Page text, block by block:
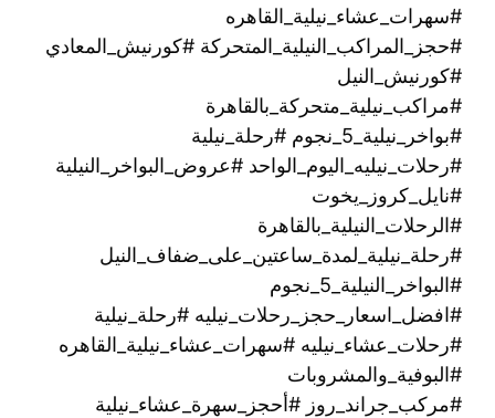
#سهرات_عشاء_نيلية_القاهره
#حجز_المراكب_النيلية_المتحركة #كورنيش_المعادي
#كورنيش_النيل
#مراكب_نيلية_متحركة_بالقاهرة
#بواخر_نيلية_5_نجوم #رحلة_نيلية
#رحلات_نيليه_اليوم_الواحد #عروض_البواخر_النيلية
#نايل_كروز_يخوت
#الرحلات_النيلية_بالقاهرة
#رحلة_نيلية_لمدة_ساعتين_على_ضفاف_النيل
#البواخر_النيلية_5_نجوم
#افضل_اسعار_حجز_رحلات_نيليه #رحلة_نيلية
#رحلات_عشاء_نيليه #سهرات_عشاء_نيلية_القاهره
#البوفية_والمشروبات
#مركب_جراند_روز #أحجز_سهرة_عشاء_نيلية